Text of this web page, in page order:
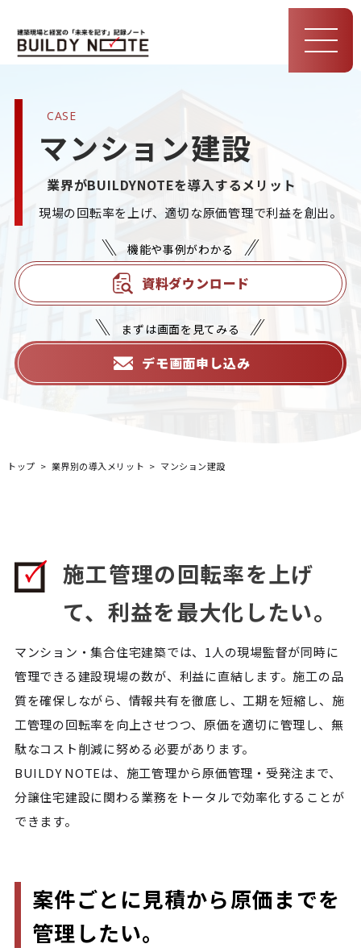
MEN
U
CASE
マンション建設
業界がBUILDYNOTEを導入するメリット
現場の回転率を上げ、適切な原価管理で利益を創出。
機能や事例がわかる
資料ダウンロード
まずは画面を見てみる
デモ画面申し込み
トップ 業界別の導入メリット マンション建設
施工管理の回転率を上げ
て、利益を最大化したい。
マンション・集合住宅建築では、1人の現場監督が同時に
管理できる建設現場の数が、利益に直結します。施工の品
質を確保しながら、情報共有を徹底し、工期を短縮し、施
工管理の回転率を向上させつつ、原価を適切に管理し、無
駄なコスト削減に努める必要があります。
BUILDY NOTEは、施工管理から原価管理・受発注まで、
分譲住宅建設に関わる業務をトータルで効率化することが
できます。
案件ごとに見積から原価までを
管理したい。